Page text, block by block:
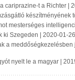
cariprazine-t a Richter |
mesterséges
ki Szegeden | 2020-01-
a
nyelt le a magyar |